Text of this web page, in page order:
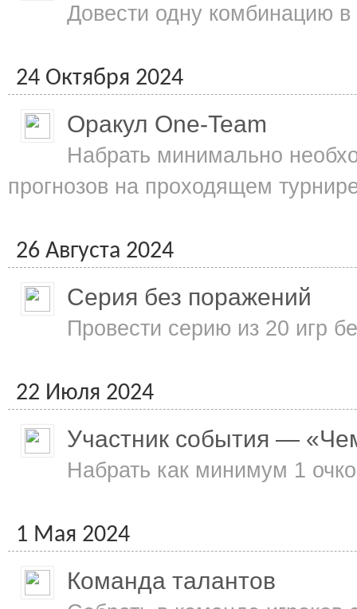
Довести одну комбинацию
24 Октября 2024
Оракул One-Team
Набрать минимально
прогнозов на проходящем
26 Августа 2024
Серия без поражений
Провести серию из 20 игр
22 Июля 2024
Участник события —
Набрать как минимум 1
1 Мая 2024
Команда талантов